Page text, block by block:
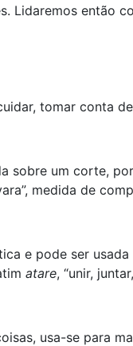
Lidaremos então
tomar conta
sobre um corte,
medida de
e pode ser
atare, “unir,
usa-se para